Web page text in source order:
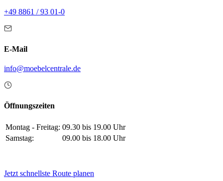
+49 8861 / 93 01-0
E-Mail
info@moebelcentrale.de
Öffnungszeiten
Montag - Freitag: 09.30 bis 19.00 Uhr
Samstag:
09.00 bis 18.00 Uhr
Jetzt schnellste Route planen